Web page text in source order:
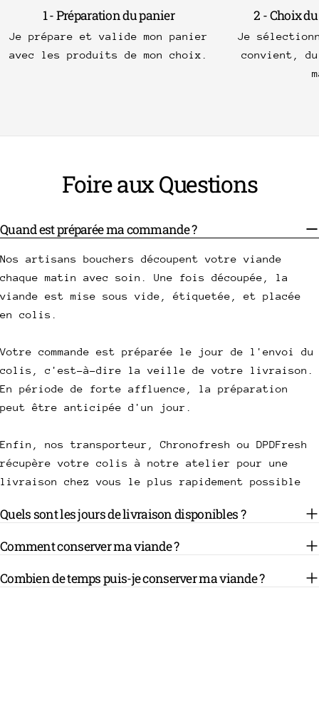
1 - Préparation du panier
Je prépare et valide mon panier
avec les produits de mon choix.
2 - Choix
Je
convient,
Foire aux Questions
Quand est préparée ma commande ?
Nos artisans bouchers découpent votre viande
chaque matin avec soin. Une fois découpée, la
viande est mise sous vide, étiquetée, et placée
en colis.
Votre commande est préparée le jour de l'envoi du
colis, c'est-à-dire la veille de votre livraison.
En période de forte affluence, la préparation
peut être anticipée d'un jour.
Enfin, nos transporteur, Chronofresh ou DPDFresh
récupère votre colis à notre atelier pour une
livraison chez vous le plus rapidement possible
Quels sont les jours de livraison disponibles ?
Comment conserver ma viande ?
Combien de temps puis-je conserver ma viande ?